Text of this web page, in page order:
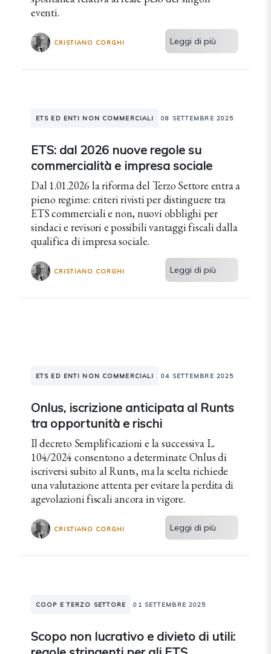
eventi.
CRISTIANO CORGHI Leggi di più
ETS ED ENTI NON COMMERCIALI 08 SETTEMBRE 2025
ETS: dal 2026 nuove regole su
commercialità e impresa sociale
Dal 1.01.2026 la riforma del Terzo Settore entra a
pieno regime: criteri rivisti per distinguere tra
ETS commerciali e non, nuovi obblighi per
sindaci e revisori e possibili vantaggi fiscali dalla
qualifica di impresa sociale.
CRISTIANO CORGHI Leggi di più
ETS ED ENTI NON COMMERCIALI 04 SETTEMBRE 2025
Onlus, iscrizione anticipata al Runts
tra opportunità e rischi
Il decreto Semplificazioni e la successiva L.
104/2024 consentono a determinate Onlus di
iscriversi subito al Runts, ma la scelta richiede
una valutazione attenta per evitare la perdita di
agevolazioni fiscali ancora in vigore.
CRISTIANO CORGHI Leggi di più
COOP E TERZO SETTORE 01 SETTEMBRE 2025
Scopo non lucrativo e divieto di utili: